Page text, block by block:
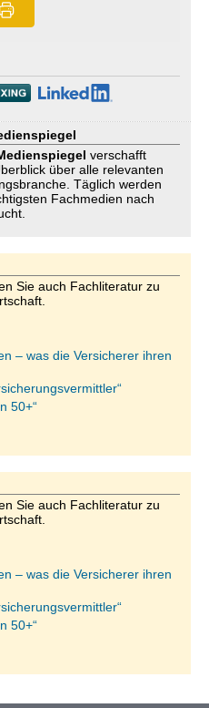
verschafft
über alle relevanten
Täglich werden
Fachmedien nach
Sie auch Fachliteratur zu
– was die Versicherer ihren
50+“
Sie auch Fachliteratur zu
– was die Versicherer ihren
50+“